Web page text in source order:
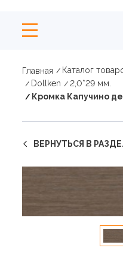
Главная Каталог
Dollken
2,0*29 мм.
Кромка Капучино
ВЕРНУТЬСЯ В